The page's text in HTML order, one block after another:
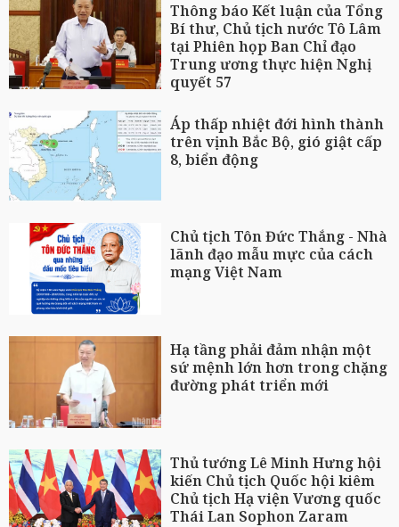
Thông báo Kết luận của Tổng
Bí thư, Chủ tịch nước Tô Lâm
tại Phiên họp Ban Chỉ đạo
Trung ương thực hiện Nghị
quyết 57
Áp thấp nhiệt đới hình thành
trên vịnh Bắc Bộ, gió giật cấp
8, biển động
Chủ tịch Tôn Đức Thắng - Nhà
lãnh đạo mẫu mực của cách
mạng Việt Nam
Hạ tầng phải đảm nhận một
sứ mệnh lớn hơn trong chặng
đường phát triển mới
Thủ tướng Lê Minh Hưng hội
kiến Chủ tịch Quốc hội kiêm
Chủ tịch Hạ viện Vương quốc
Thái Lan Sophon Zaram